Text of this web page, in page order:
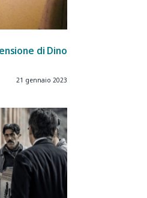
di Dino
21 gennaio 2023